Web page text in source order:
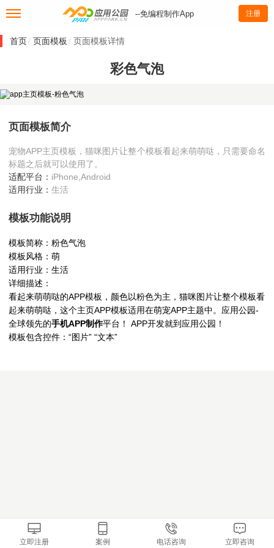
--免编程制作App 注册
首页/ 页面模板 / 页面模板详情
彩色气泡
页面模板简介
宠物APP主页模板，猫咪图片让整个模板看起来萌萌哒，只需要命名
标题之后就可以使用了。
适配平台： iPhone,Android
适用行业：生活
模板功能说明
模板简称：粉色气泡
模板风格：萌
适用行业：生活
详细描述：
看起来萌萌哒的APP模板，颜色以粉色为主，猫咪图片让整个模板看
起来萌萌哒，这个主页APP模板适用在萌宠APP主题中。应用公园-
全球领先的手机APP制作平台！ APP开发就到应用公园！
模板包含控件：“图片” “文本”
立即注册 案例 电话咨询 立即咨询